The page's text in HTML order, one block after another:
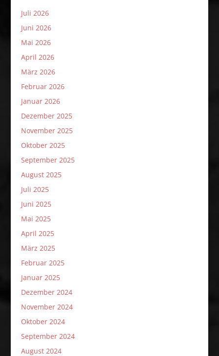
Juli 2026
Juni 2026
Mai 2026
April 2026
März 2026
Februar 2026
Januar 2026
Dezember 2025
November 2025
Oktober 2025
September 2025
August 2025
Juli 2025
Juni 2025
Mai 2025
April 2025
März 2025
Februar 2025
Januar 2025
Dezember 2024
November 2024
Oktober 2024
September 2024
August 2024